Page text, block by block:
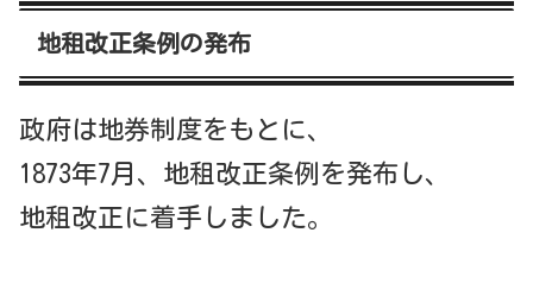
地租改正条例の発布
政府は地券制度をもとに、
1873年7月、地租改正条例を発布し、
地租改正に着手しました。